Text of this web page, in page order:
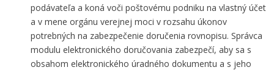
podávateľa a koná voči poštovému podniku na vlastný účet
a v mene orgánu verejnej moci v rozsahu úkonov
potrebných na zabezpečenie doručenia rovnopisu. Správca
modulu elektronického doručovania zabezpečí, aby sa s
obsahom elektronického úradného dokumentu a s jeho